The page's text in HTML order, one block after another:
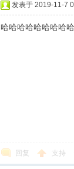
发表于 2019-11-7
哈哈哈哈哈哈哈哈
回复 支持